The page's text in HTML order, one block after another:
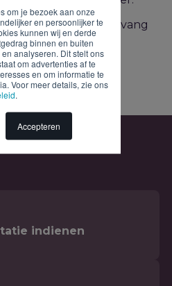
om je bezoek aan onze
en persoonlijker te
kunnen wij en derde
binnen en buiten
analyseren. Dit stelt ons
om advertenties af te
en om informatie te
Voor meer details, zie ons
Accepteren
na je sollicitatie ontvang
vragen? Neem dan
indienen